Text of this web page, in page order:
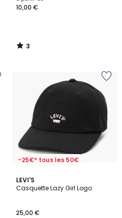
10,00 €
3
/
-25€* tous les 50€
LEVI'S
Casquette Lazy Girl Logo
25,00 €
4,5
/ 5